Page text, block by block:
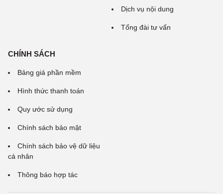
Dịch vụ nội dung
Tổng đài tư vấn
CHÍNH SÁCH
Bảng giá phần mềm
Hình thức thanh toán
Quy ước sử dụng
Chính sách bảo mật
Chính sách bảo vệ dữ liệu
cá nhân
Thông báo hợp tác